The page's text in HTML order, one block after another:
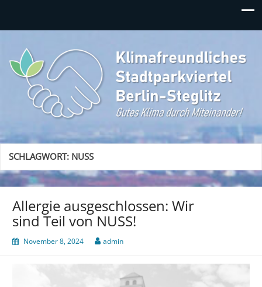
Klimafreundliches
Stadtparkviertel
Gutes Klima durch Miteinander in Berlin-Steglitz!
SCHLAGWORT: NUSS
Allergie ausgeschlossen: Wir
sind Teil von NUSS!
November 8, 2024 admin